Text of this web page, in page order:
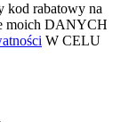
rabatowy na
moich DANYCH
W CELU